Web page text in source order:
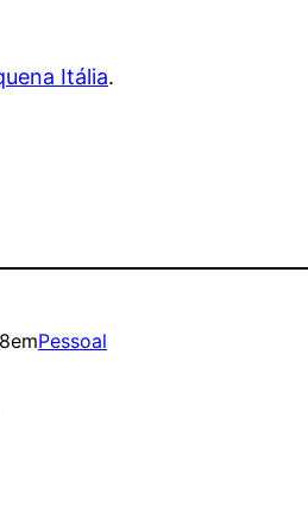
Itália.
emPessoal